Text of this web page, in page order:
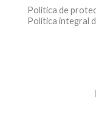
Política de
Política integral